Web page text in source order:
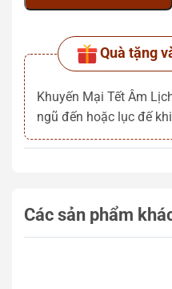
Quà tặng
Khuyến Mại Tết Âm
ngũ đến hoặc lục đế
Các sản phẩm